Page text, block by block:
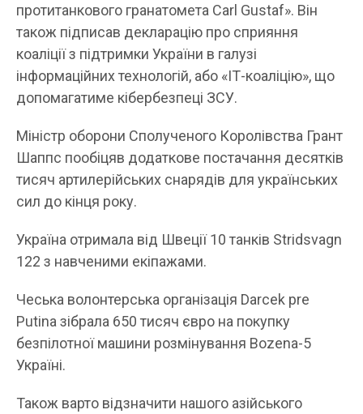
протитанкового гранатомета Carl Gustaf». Він
також підписав декларацію про сприяння
коаліції з підтримки України в галузі
інформаційних технологій, або «ІТ-коаліцію», що
допомагатиме кібербезпеці ЗСУ.
Міністр оборони Сполученого Королівства Грант
Шаппс пообіцяв додаткове постачання десятків
тисяч артилерійських снарядів для українських
сил до кінця року.
Україна отримала від Швеції 10 танків Stridsvagn
122 з навченими екіпажами.
Чеська волонтерська організація Darcek pre
Putina зібрала 650 тисяч євро на покупку
безпілотної машини розмінування Bozena-5
Україні.
Також варто відзначити нашого азійського